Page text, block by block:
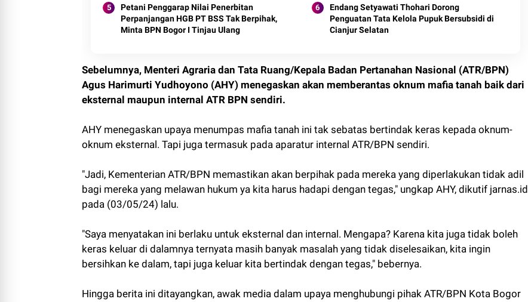
Petani Penggarap Nilai Penerbitan
Perpanjangan HGB PT BSS Tak Berpihak,
Minta BPN Bogor I Tinjau Ulang
Endang Setyawati Thohari Dorong
Penguatan Tata Kelola Pupuk Bersubsidi di
Cianjur Selatan
Sebelumnya, Menteri Agraria dan Tata Ruang/Kepala Badan Pertanahan Nasional (ATR/BPN)
Agus Harimurti Yudhoyono (AHY) menegaskan akan memberantas oknum mafia tanah baik dari
eksternal maupun internal ATR BPN sendiri.
AHY menegaskan upaya menumpas mafia tanah ini tak sebatas bertindak keras kepada oknum-
oknum eksternal. Tapi juga termasuk pada aparatur internal ATR/BPN sendiri.
"Jadi, Kementerian ATR/BPN memastikan akan berpihak pada mereka yang diperlakukan tidak adil
bagi mereka yang melawan hukum ya kita harus hadapi dengan tegas," ungkap AHY, dikutif jarnas.id
pada (03/05/24) lalu.
"Saya menyatakan ini berlaku untuk eksternal dan internal. Mengapa? Karena kita juga tidak boleh
keras keluar di dalamnya ternyata masih banyak masalah yang tidak diselesaikan, kita ingin
bersihkan ke dalam, tapi juga keluar kita bertindak dengan tegas," bebernya.
Hingga berita ini ditayangkan, awak media dalam upaya menghubungi pihak ATR/BPN Kota Bogor